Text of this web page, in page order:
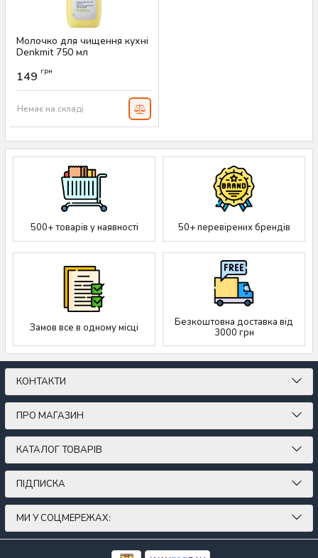
Молочко для чищення кухні
Denkmit 750 мл
149 грн
Немає на складі
500+ товарів у наявності 50+ перевірених брендів
Замов все в одному місці
Безкоштовна доставка від
3000 грн
КОНТАКТИ
ПРО МАГАЗИН
КАТАЛОГ ТОВАРІВ
ПІДПИСКА
МИ У СОЦМЕРЕЖАХ: